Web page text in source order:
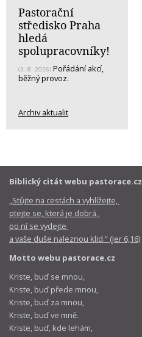
Pastorační
středisko Praha
hledá
spolupracovníky!
(3. 8. 2026) Pořádání akcí,
běžný provoz.
Archiv aktualit
Biblický citát webu pastorace.cz
„Stůjte na cestách a vyhlížejte,
ptejte se, která je dobrá,
po ní se vydejte
a vaše duše naleznou klid.“ (Jer 6,16)
Motto webu pastorace.cz
Kriste, buď se mnou,
Kriste, buď přede mnou,
Kriste, buď za mnou,
Kriste, buď ve mně.
Kriste, buď, kde lehám,